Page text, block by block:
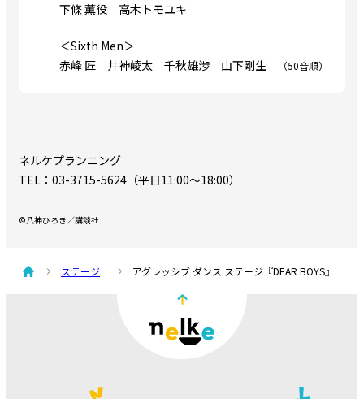
下條 薫役 高木トモユキ
＜Sixth Men＞
赤峰 匠 井神崚太 千秋雄渉 山下剛生
（50音順）
ネルケプランニング
TEL：03-3715-5624（平日11:00～18:00）
©八神ひろき／講談社
ステージ アグレッシブ ダンス ステージ『DEAR BOYS』